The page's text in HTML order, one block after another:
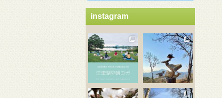
instagram
3月 20
3月 18
3月 18